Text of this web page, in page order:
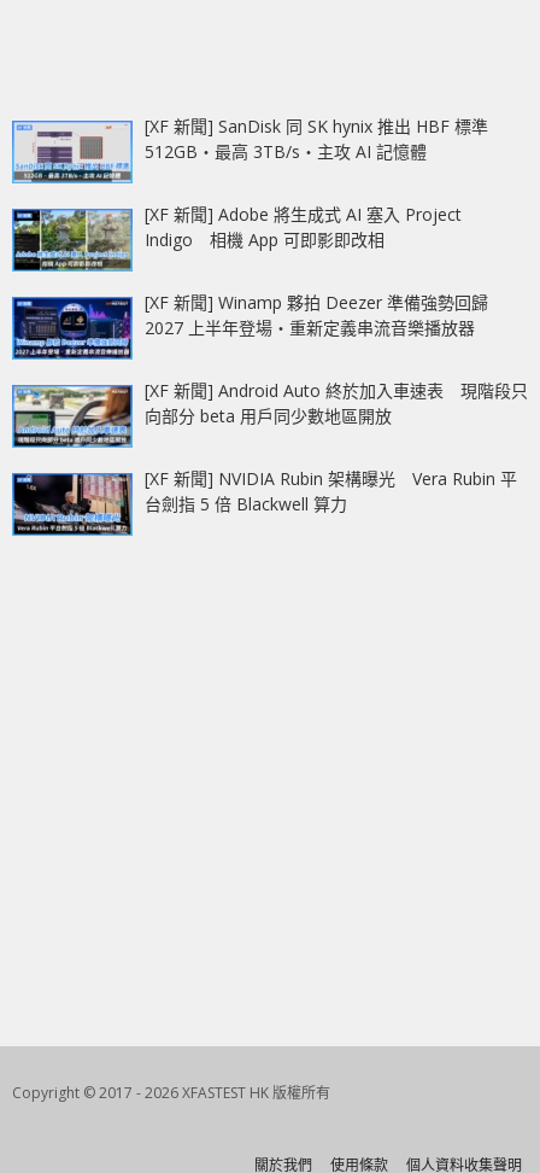
[XF 新聞] SanDisk 同 SK hynix 推出 HBF 標準
512GB‧最高 3TB/s‧主攻 AI 記憶體
[XF 新聞] Adobe 將生成式 AI 塞入 Project
Indigo 相機 App 可即影即改相
[XF 新聞] Winamp 夥拍 Deezer 準備強勢回歸
2027 上半年登場‧重新定義串流音樂播放器
[XF 新聞] Android Auto 終於加入車速表 現階段只
向部分 beta 用戶同少數地區開放
[XF 新聞] NVIDIA Rubin 架構曝光 Vera Rubin 平
台劍指 5 倍 Blackwell 算力
Copyright © 2017 - 2026 XFASTEST HK 版權所有
關於我們 使用條款 個人資料收集聲明